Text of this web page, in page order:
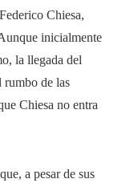
Chiesa,
inicialmente
la llegada del
de las
Chiesa no entra
a pesar de sus